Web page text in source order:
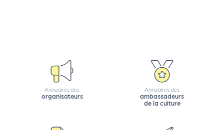
Annuaires des
organisateurs
Annuaires des
ambassadeurs
de la culture